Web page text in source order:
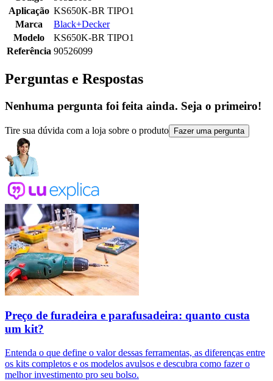
Aplicação KS650K-BR TIPO1
Marca
Black+Decker
Modelo
KS650K-BR TIPO1
Referência 90526099
Perguntas e Respostas
Nenhuma pergunta foi feita ainda. Seja o primeiro!
Tire sua dúvida com a loja sobre o produto Fazer uma pergunta
Preço de furadeira e parafusadeira: quanto custa
um kit?
Entenda o que define o valor dessas ferramentas, as diferenças entre
os kits completos e os modelos avulsos e descubra como fazer o
melhor investimento pro seu bolso.